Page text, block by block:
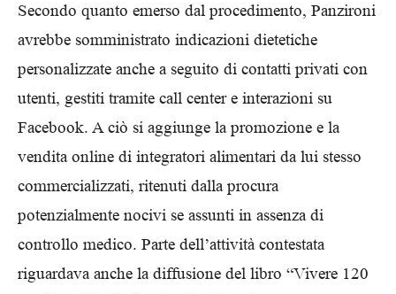
Secondo quanto emerso dal procedimento, Panzironi
avrebbe somministrato indicazioni dietetiche
personalizzate anche a seguito di contatti privati con
utenti, gestiti tramite call center e interazioni su
Facebook. A ciò si aggiunge la promozione e la
vendita online di integratori alimentari da lui stesso
commercializzati, ritenuti dalla procura
potenzialmente nocivi se assunti in assenza di
controllo medico. Parte dell’attività contestata
riguardava anche la diffusione del libro “Vivere 120